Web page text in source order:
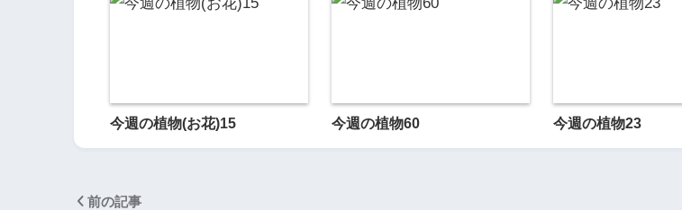
今週の植物(お花)15 今週の植物60 今週の植物23
前の記事